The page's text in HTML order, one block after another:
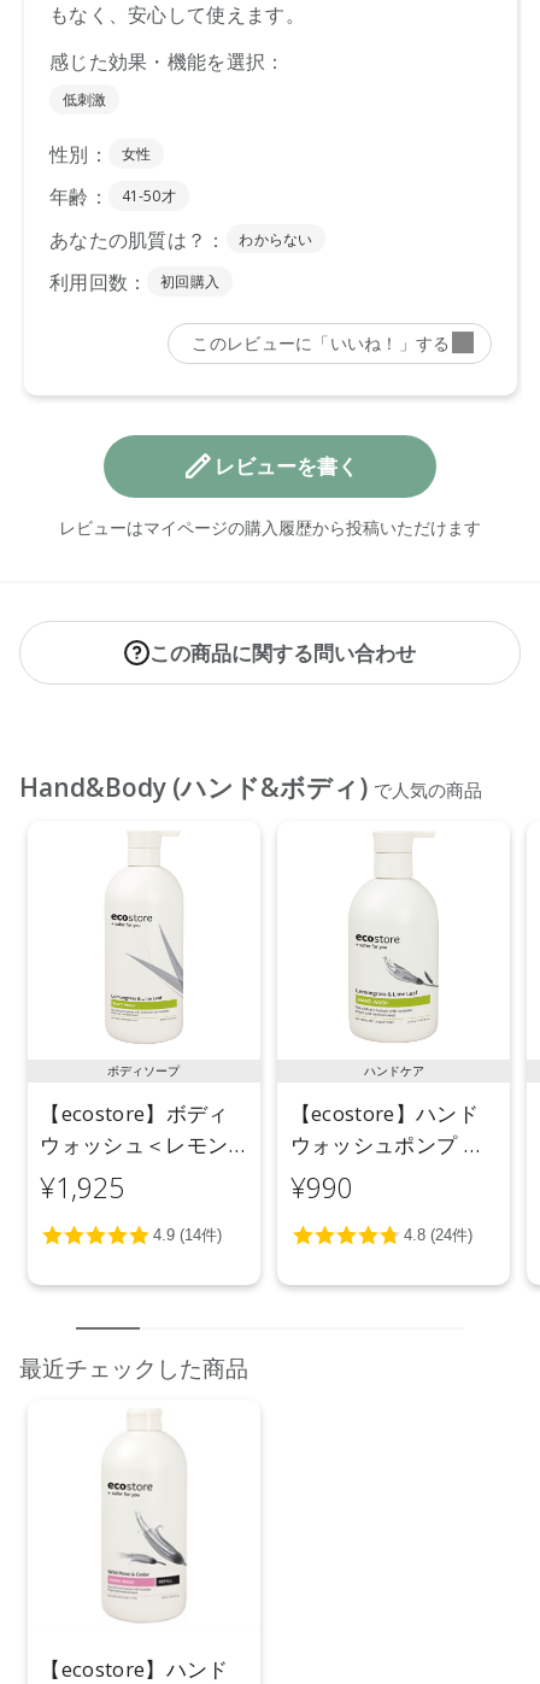
レビューを書く
レビューはマイページの購入履歴から投稿いただけます
この商品に関する問い合わせ
Hand&Body (ハンド&ボディ) で人気の商品
ボディソープ
【ecostore】ボディ
ウォッシュ＜レモン
グラス＆ライムリー
フ＞ 900mL
¥1,925
ハンドケア
【ecostore】ハンド
ウォッシュポンプ ＜
レモングラス＆ライ
ムリーフ＞ 300mL
¥990
最近チェックした商品
【ecostore】ハンド